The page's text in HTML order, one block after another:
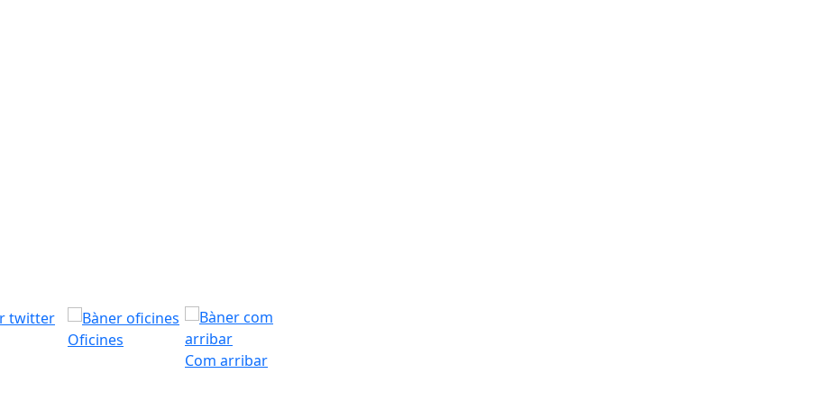
Oficines
Com arribar